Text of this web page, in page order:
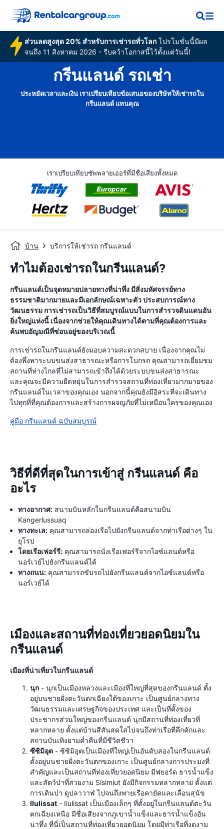
ส่วนลดสูงสุด 20% สำหรับการเช่ารถทั่วโลกโปรโมชั่นนี้มีผล
จนถึง 11 สิงหาคม 2026 - รีบคว้าโอกาสนี้ไว้ตั้งแต่วันนี้!
กรีนแลนด์ รถเช่า
ประหยัดเวลาและเงิน เราเปรียบเทียบข้อเสนอของบริษัทให้เช่ารถใน
กรีนแลนด์ แทนคุณ
เราเปรียบเทียบซัพพลายเออร์ที่มีชื่อเสียงทั้งหมด
บ้าน บริการให้เช่ารถ กรีนแลนด์
ทำไมต้องเช่ารถในกรีนแลนด์?
กรีนแลนด์เป็นจุดหมายปลายทางที่น่าทึ่ง มีสิ่งมหัศจรรย์ทาง
ธรรมชาติมากมายและมีเอกลักษณ์เฉพาะตัว ประสบการณ์ทาง
วัฒนธรรม การเช่ารถเป็นวิธีที่สมบูรณ์แบบในการสำรวจดินแดนอัน
ยิ่งใหญ่แห่งนี้ เนื่องจากช่วยให้คุณเดินทางได้ตามที่คุณต้องการและ
ค้นพบอัญมณีที่ซ่อนอยู่ของบริเวณนี้
การเช่ารถในกรีนแลนด์ยังมอบความสะดวกสบาย เนื่องจากคุณไม่
ต้องพึ่งพาระบบขนส่งสาธารณะหรือการโบกรถ คุณสามารถเยี่ยมชม
สถานที่ห่างไกลที่ไม่สามารถเข้าถึงได้ด้วยระบบขนส่งสาธารณะ
และคุณจะมีความยืดหยุ่นในการสำรวจสถานที่ท่องเที่ยวมากมายของ
กรีนแลนด์ในเวลาของคุณเอง นอกจากนี้คุณยังมีอิสระที่จะเดินทาง
ไปทุกที่ที่คุณต้องการและสร้างการผจญภัยที่ไม่เหมือนใครของคุณเอง
คู่มือ กรีนแลนด์ ฉบับสมบูรณ์
วิธีที่ดีที่สุดในการเข้าสู่ กรีนแลนด์ คือ
อะไร
ทางอากาศ: สนามบินหลักในกรีนแลนด์คือสนามบิน
Kangerlussuaq
ทางทะเล: คุณสามารถล่องเรือไปยังกรีนแลนด์จากท่าเรือต่างๆ ใน
ยุโรป
โดยเรือเฟอร์รี: คุณสามารถนั่งเรือเฟอร์รีจากไอซ์แลนด์หรือ
นอร์เวย์ไปยังกรีนแลนด์ได้
ทางถนน: คุณสามารถขับรถไปยังกรีนแลนด์จากไอซ์แลนด์หรือ
นอร์เวย์ได้
เมืองและสถานที่ท่องเที่ยวยอดนิยมใน
กรีนแลนด์
เมืองที่น่าเที่ยวในกรีนแลนด์
นุก - นุกเป็นเมืองหลวงและเมืองที่ใหญ่ที่สุดของกรีนแลนด์ ตั้ง
อยู่บนชายฝั่งตะวันตกเฉียงใต้ของเกาะ เป็นศูนย์กลางทาง
วัฒนธรรมและเศรษฐกิจของประเทศ และเป็นที่ตั้งของ
ประชากรส่วนใหญ่ของกรีนแลนด์ นุกมีสถานที่ท่องเที่ยวที่
หลากหลาย ตั้งแต่บ้านสีสันสดใสไปจนถึงท่าเรือที่คึกคักและ
สถานบันเทิงยามค่ำคืนที่มีชีวิตชีวา
ซีซิมิอุต - ซิซิมิอุตเป็นเมืองที่ใหญ่เป็นอันดับสองในกรีนแลนด์
ตั้งอยู่บนชายฝั่งตะวันตกของเกาะ เป็นศูนย์กลางการประมงที่
สำคัญและเป็นสถานที่ท่องเที่ยวยอดนิยม มีฟยอร์ด ธารน้ำแข็ง
และสัตว์ป่าที่สวยงาม Sisimiut ยังมีกิจกรรมหลากหลาย ตั้งแต่
การเดินป่า ดูปลาวาฬ ไปจนถึงพายเรือคายัคและเลื่อนสุนัข
Ilulissat - Ilulissat เป็นเมืองเล็กๆ ที่ตั้งอยู่ในกรีนแลนด์ตะวัน
ตกเฉียงเหนือ มีชื่อเสียงจากภูเขาน้ำแข็งและธารน้ำแข็งอัน
น่าทึ่ง ที่นี่เป็นสถานที่ท่องเที่ยวยอดนิยม โดยมีท่าเรือที่งดงาม